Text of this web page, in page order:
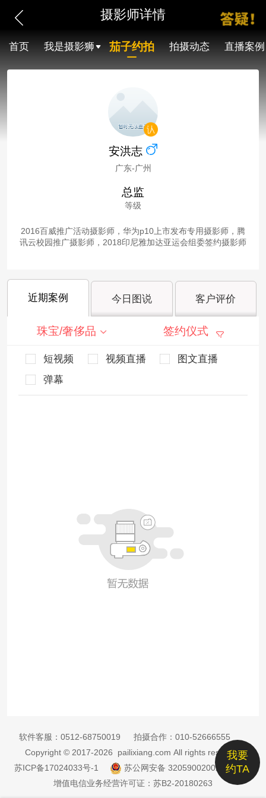
摄影师详情
首页 我是摄影狮 茄子约拍 拍摄动态 直播案例
安洪志
广东-广州
总监
等级
2016百威推广活动摄影师，华为p10上市发布专用摄影师，腾
讯云校园推广摄影师，2018印尼雅加达亚运会组委签约摄影师
近期案例 今日图说 客户评价
珠宝/奢侈品 签约仪式
短视频 视频直播
图文直播
弹幕
我要
约TA
软件客服： 0512-68750019 拍摄合作： 010-52666555
Copyright © 2017-2026 pailixiang.com All rights reserved
苏ICP备17024033号-1
苏公网安备 32059002002885号
增值电信业务经营许可证：苏B2-20180263